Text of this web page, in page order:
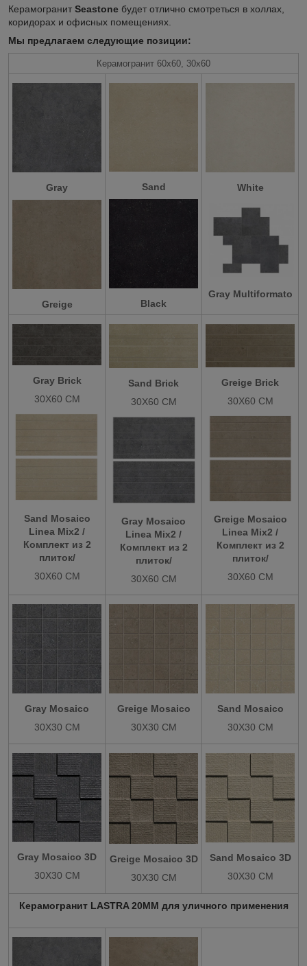
Керамогранит Seastone будет отлично смотреться в холлах,
коридорах и офисных помещениях.
Мы предлагаем следующие позиции:
Керамогранит 60х60, 30х60
Gray
Greige
Sand
Black
White
Gray Multiformato
Gray Brick
30X60 СМ
Sand Mosaico
Linea Mix2 /
Комплект из 2
плиток/
30X60 СМ
Sand Brick
30X60 СМ
Gray Mosaico
Linea Mix2 /
Комплект из 2
плиток/
30X60 СМ
Greige Brick
30X60 СМ
Greige Mosaico
Linea Mix2 /
Комплект из 2
плиток/
30X60 СМ
Gray Mosaico
30X30 СМ
Greige Mosaico
30X30 СМ
Sand Mosaico
30X30 СМ
Gray Mosaico 3D
30X30 СМ
Greige Mosaico 3D
30X30 СМ
Sand Mosaico 3D
30X30 СМ
Керамогранит LASTRA 20MM для уличного применения